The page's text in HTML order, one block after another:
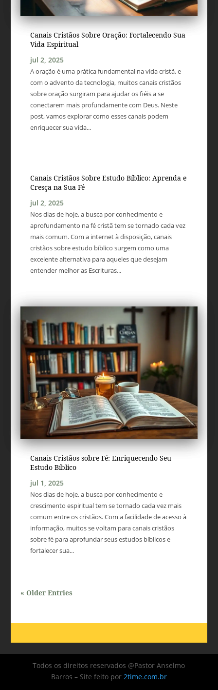
Canais Cristãos Sobre Oração: Fortalecendo Sua
Vida Espiritual
jul 2, 2025
A oração é uma prática fundamental na vida cristã, e
com o advento da tecnologia, muitos canais cristãos
sobre oração surgiram para ajudar os fiéis a se
conectarem mais profundamente com Deus. Neste
post, vamos explorar como esses canais podem
enriquecer sua vida...
Canais Cristãos Sobre Estudo Bíblico: Aprenda e
Cresça na Sua Fé
jul 2, 2025
Nos dias de hoje, a busca por conhecimento e
aprofundamento na fé cristã tem se tornado cada vez
mais comum. Com a internet à disposição, canais
cristãos sobre estudo bíblico surgem como uma
excelente alternativa para aqueles que desejam
entender melhor as Escrituras...
Canais Cristãos sobre Fé: Enriquecendo Seu
Estudo Bíblico
jul 1, 2025
Nos dias de hoje, a busca por conhecimento e
crescimento espiritual tem se tornado cada vez mais
comum entre os cristãos. Com a facilidade de acesso à
informação, muitos se voltam para canais cristãos
sobre fé para aprofundar seus estudos bíblicos e
fortalecer sua...
« Older Entries
Todos os direitos reservados @Pastor Anselmo
Barros – Site feito por 2time.com.br